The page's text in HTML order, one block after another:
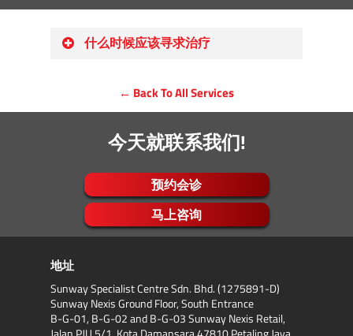
什么时候应该寻求治疗
细纹
色素沉着问题
皮肤质地和柔软度
痣和其他病变
← Back To All Services
今天就联系我们!
预约会诊
马上咨询
地址
Sunway Specialist Centre Sdn. Bhd. (1275891-D)
Sunway Nexis Ground Floor, South Entrance
B-G-01, B-G-02 and B-G-03 Sunway Nexis Retail,